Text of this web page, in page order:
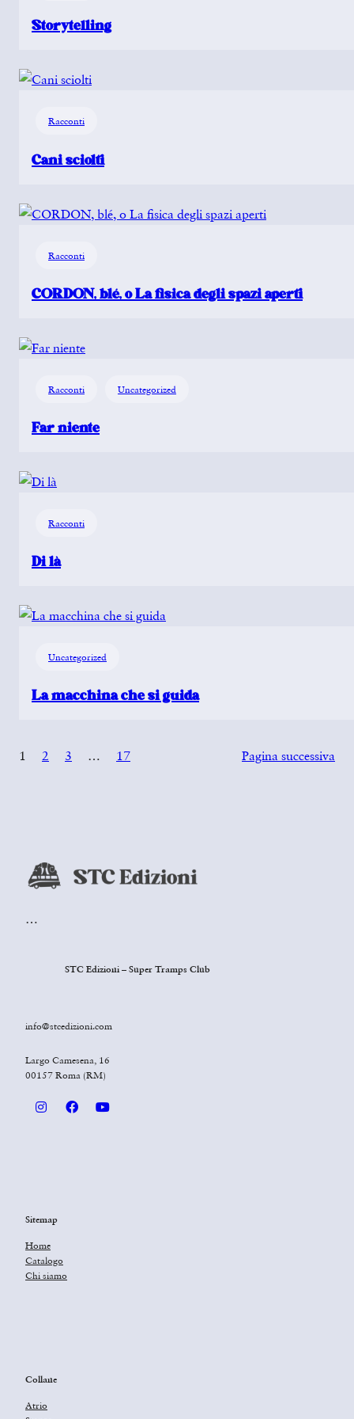
Storytelling
Racconti
Cani sciolti
Racconti
CORDON, blé, o La fisica degli spazi aperti
Racconti Uncategorized
Far niente
Racconti
Di là
Uncategorized
La macchina che si guida
1 2 3 … 17 Pagina successiva
…
STC Edizioni – Super Tramps Club
info@stcedizioni.com
Largo Camesena, 16
00157 Roma (RM)
Sitemap
Home
Catalogo
Chi siamo
Collane
Atrio